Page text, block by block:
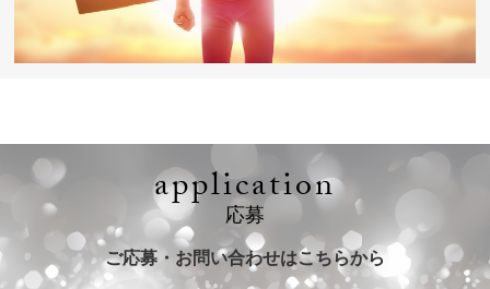
application
応募
ご応募・お問い合わせはこちらから